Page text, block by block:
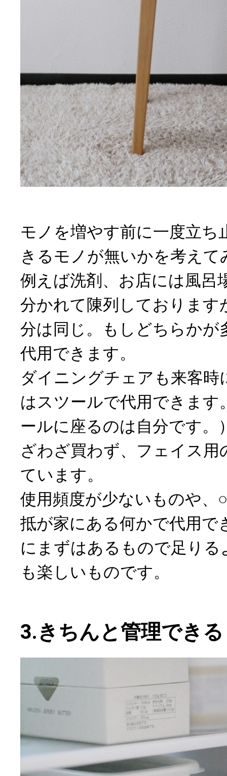
モノを増やす前に一度立ち
きるモノが無いかを考え
例えば洗剤、お店には風呂
分かれて陳列しております
分は同じ。もしどちらかが
代用できます。
ダイニングチェアも来客時
はスツールで代用できます
ールに座るのは自分です。
ざわざ買わず、フェイス用
ています。
使用頻度が少ないものや、
抵が家にある何かで代用で
にまずはあるもので足り
も楽しいものです。
3.きちんと管理でき